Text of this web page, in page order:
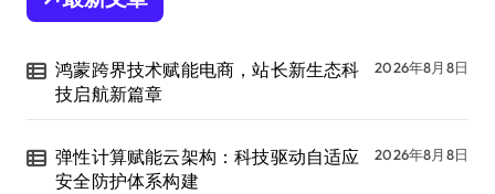
鸿蒙跨界技术赋能电商，站长新生态科
技启航新篇章
2026年8月8日
弹性计算赋能云架构：科技驱动自适应
安全防护体系构建
2026年8月8日